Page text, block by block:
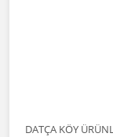
DATÇA KÖY